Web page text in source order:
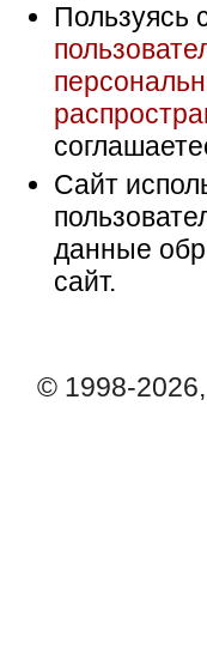
Пользуясь
Сайт
данные
сайт.
© 1998-2026,